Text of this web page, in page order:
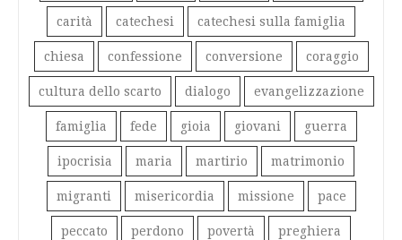
carità catechesi catechesi sulla famiglia
chiesa confessione conversione coraggio
cultura dello scarto dialogo evangelizzazione
famiglia fede gioia giovani guerra
ipocrisia maria martirio matrimonio
migranti misericordia missione pace
peccato perdono povertà preghiera